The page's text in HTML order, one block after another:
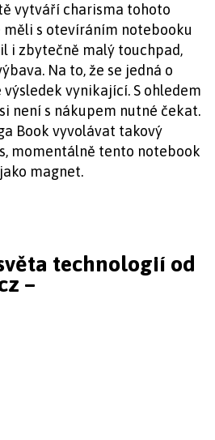
vytváří charisma tohoto
měli s otevíráním notebooku
i zbytečně malý touchpad,
Na to, že se jedná o
vynikající. S ohledem
není s nákupem nutné čekat.
Book vyvolávat takový
momentálně tento notebook
magnet.
technologií od
–